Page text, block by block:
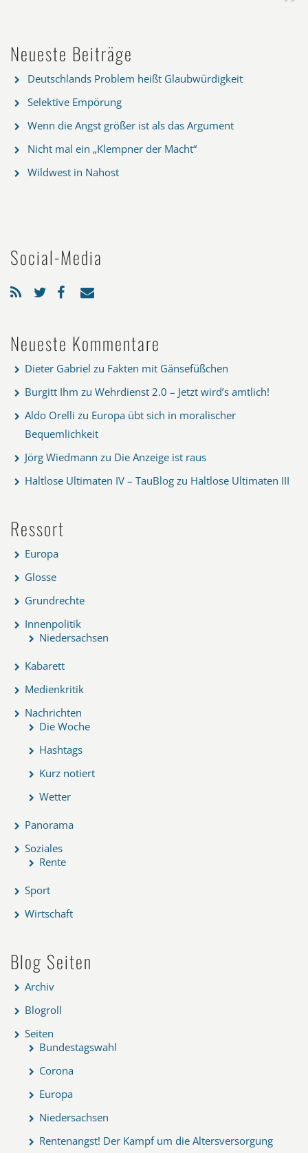
Neueste Beiträge
Deutschlands Problem heißt Glaubwürdigkeit
Selektive Empörung
Wenn die Angst größer ist als das Argument
Nicht mal ein „Klempner der Macht“
Wildwest in Nahost
Social-Media
Neueste Kommentare
Dieter Gabriel zu Fakten mit Gänsefüßchen
Burgitt Ihm zu Wehrdienst 2.0 – Jetzt wird’s amtlich!
Aldo Orelli zu Europa übt sich in moralischer
Bequemlichkeit
Jörg Wiedmann zu Die Anzeige ist raus
Haltlose Ultimaten IV – TauBlog zu Haltlose Ultimaten III
Ressort
Europa
Glosse
Grundrechte
Innenpolitik
Niedersachsen
Kabarett
Medienkritik
Nachrichten
Die Woche
Hashtags
Kurz notiert
Wetter
Panorama
Soziales
Rente
Sport
Wirtschaft
Blog Seiten
Archiv
Blogroll
Seiten
Bundestagswahl
Corona
Europa
Niedersachsen
Rentenangst! Der Kampf um die Altersversorgung